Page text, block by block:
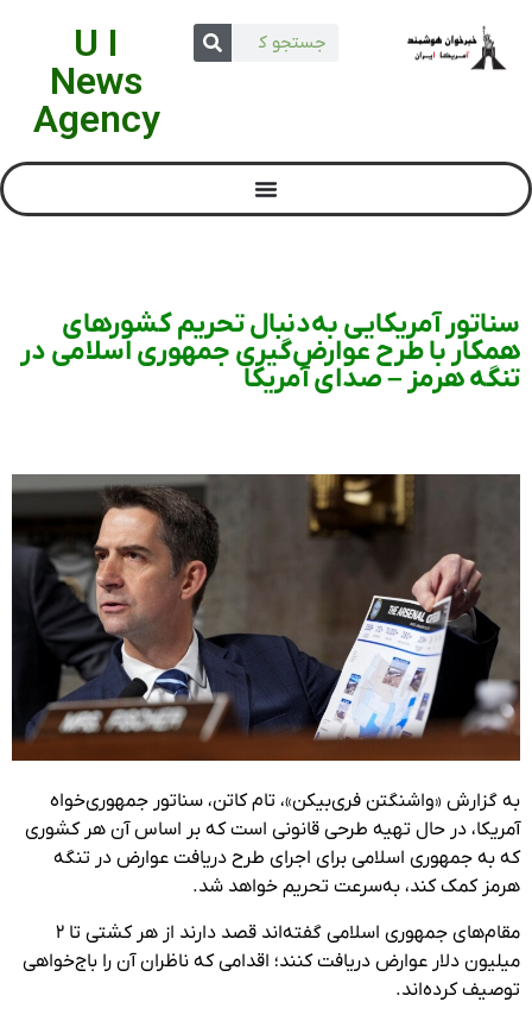
U I
News
Agency
سناتور آمریکایی به‌دنبال تحریم کشورهای
همکار با طرح عوارض‌گیری جمهوری اسلامی در
تنگه هرمز – صدای آمریکا
به گزارش «واشنگتن فری‌بیکن»، تام کاتن، سناتور جمهوری‌خواه
آمریکا، در حال تهیه طرحی قانونی است که بر اساس آن هر کشوری
که به جمهوری اسلامی برای اجرای طرح دریافت عوارض در تنگه
هرمز کمک کند، به‌سرعت تحریم خواهد شد.
مقام‌های جمهوری اسلامی گفته‌اند قصد دارند از هر کشتی تا ۲
میلیون دلار عوارض دریافت کنند؛ اقدامی که ناظران آن را باج‌خواهی
توصیف کرده‌اند.